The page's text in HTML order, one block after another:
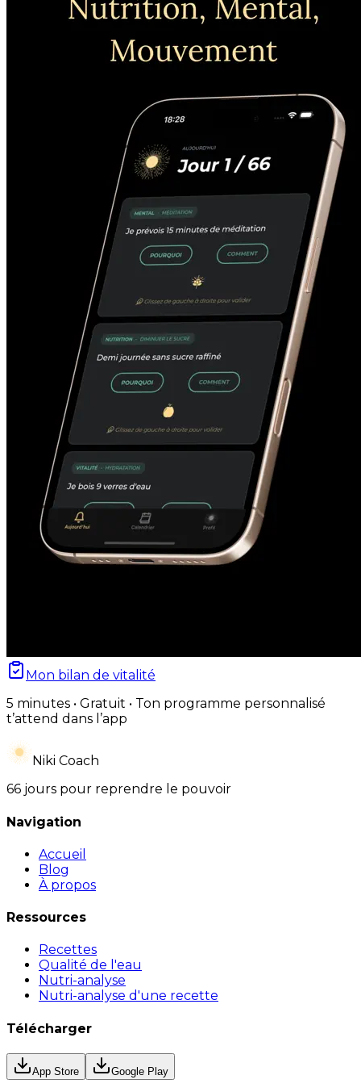
Mon bilan de vitalité
5 minutes • Gratuit • Ton programme personnalisé
t’attend dans l’app
Niki Coach
66 jours pour reprendre le pouvoir
Navigation
Accueil
Blog
À propos
Ressources
Recettes
Qualité de l'eau
Nutri-analyse
Nutri-analyse d'une recette
Télécharger
App Store Google Play